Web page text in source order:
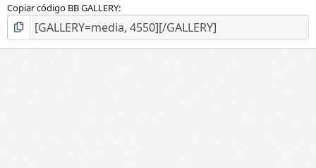
Copiar código BB GALLERY